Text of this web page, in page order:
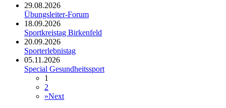
29.08.2026
Übungsleiter-Forum
18.09.2026
Sportkreistag Birkenfeld
20.09.2026
Sporterlebnistag
05.11.2026
Special Gesundheitssport
1
2
»Next